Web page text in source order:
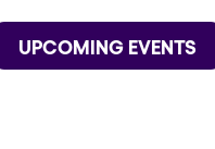
on Instagram
on TikTok
UPCOMING EVENTS